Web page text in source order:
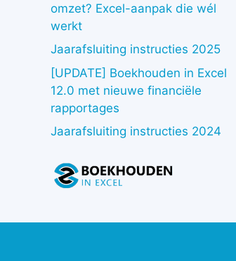
omzet? Excel-aanpak die wél
werkt
Jaarafsluiting instructies 2025
[UPDATE] Boekhouden in Excel
12.0 met nieuwe financiële
rapportages
Jaarafsluiting instructies 2024